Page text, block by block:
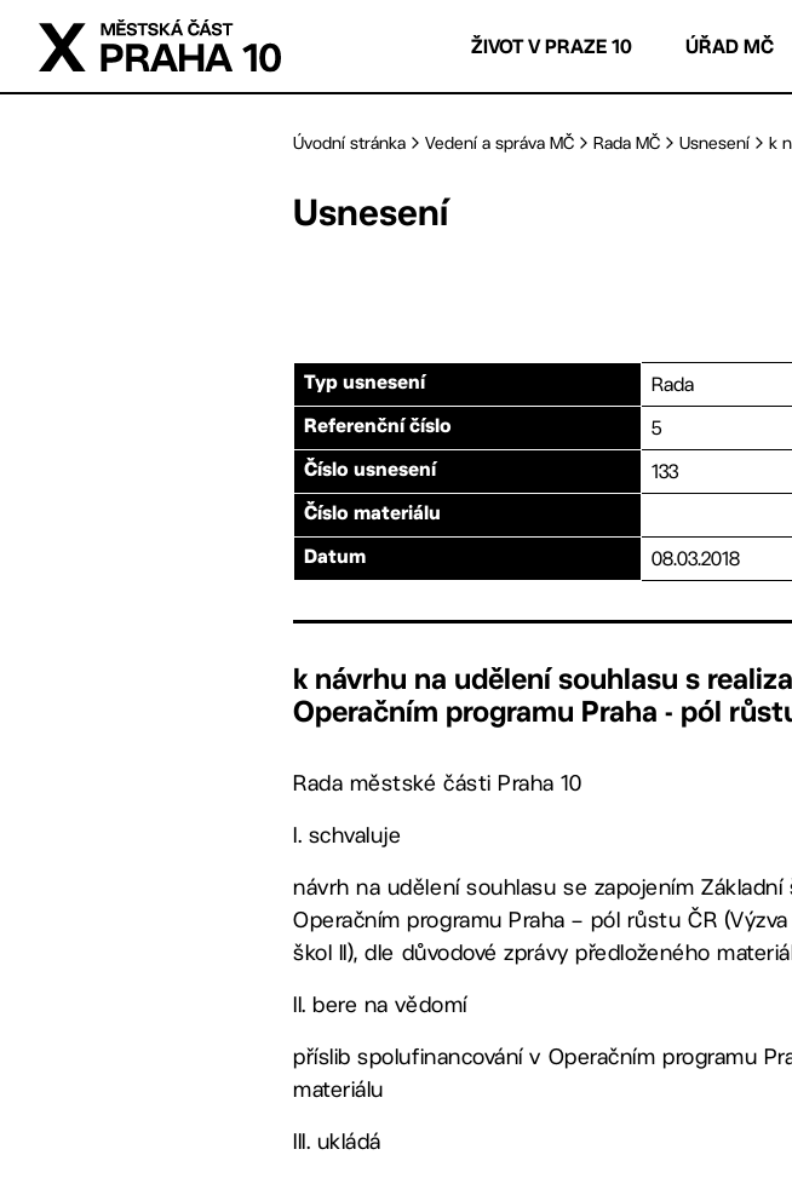
Přejít na hlavní obsah
ŽIVOT V PRAZE 10 ÚŘAD MČ
Úvodní stránka Vedení a správa MČ Rada MČ Usnesení k
Usnesení
Typ usnesení Rada
Referenční číslo 5
Číslo usnesení 133
Číslo materiálu
Datum 08.03.2018
k návrhu na udělení souhlasu s
Operačním programu Praha - pól
Rada městské části Praha 10
I. schvaluje
návrh na udělení souhlasu se zapojením
Operačním programu Praha – pól růstu ČR
škol II), dle důvodové zprávy předloženého
II. bere na vědomí
příslib spolufinancování v Operačním programu
materiálu
III. ukládá